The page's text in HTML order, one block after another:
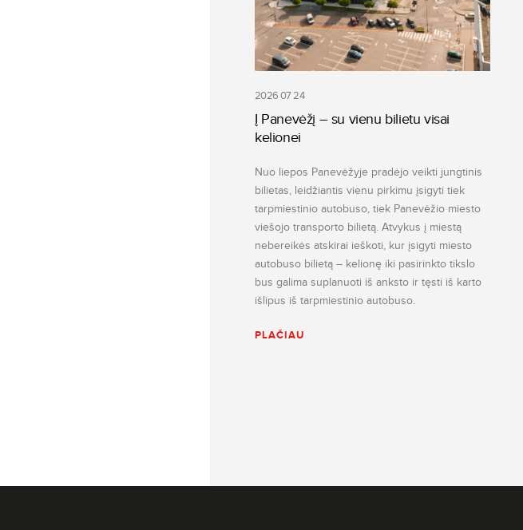
2026 07 24
Į Panevėžį – su vienu bilietu visai
kelionei
Nuo liepos Panevėžyje pradėjo veikti jungtinis
bilietas, leidžiantis vienu pirkimu įsigyti tiek
tarpmiestinio autobuso, tiek Panevėžio miesto
viešojo transporto bilietą. Atvykus į miestą
nebereikės atskirai ieškoti, kur įsigyti miesto
autobuso bilietą – kelionę iki pasirinkto tikslo
bus galima suplanuoti iš anksto ir tęsti iš karto
išlipus iš tarpmiestinio autobuso.
PLAČIAU